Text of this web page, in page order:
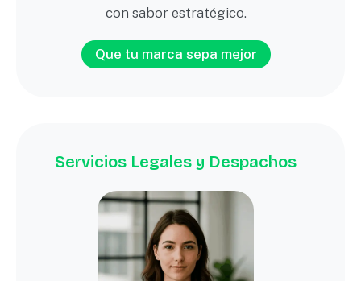
con sabor estratégico.
Que tu marca sepa mejor
Servicios Legales y Despachos